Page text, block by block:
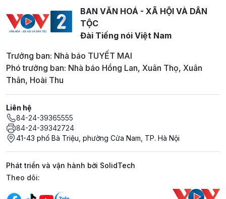
BAN VĂN HOÁ - XÃ HỘI VÀ DÂN
TỘC
Đài Tiếng nói Việt Nam
Trưởng ban: Nhà báo TUYẾT MAI
Phó trưởng ban: Nhà báo Hồng Lan, Xuân Thọ, Xuân
Thân, Hoài Thu
Liên hệ
84-24-39365555
84-24-39342724
41-43 phố Bà Triệu, phường Cửa Nam, TP. Hà Nội
Phát triển và vận hành bởi SolidTech
Mạng xã hội
Theo dõi: